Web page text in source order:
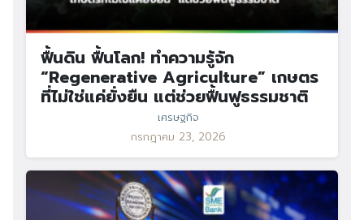
ฟื้นดิน ฟื้นโลก! ทำความรู้จัก
“Regenerative Agriculture” เกษตร
ที่ไม่ใช่แค่ยั่งยืน แต่ช่วยฟื้นฟูธรรมชาติ
เศรษฐกิจ
กรกฎาคม 23, 2026